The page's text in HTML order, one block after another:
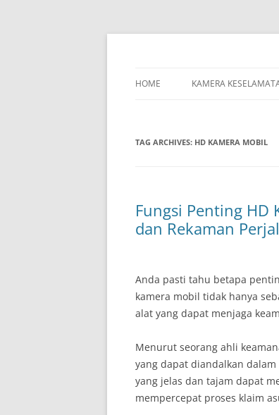
Skip
HOME KAMERA
TAG ARCHIVES: HD KAMERA MOBIL
Fungsi Penting HD
dan Rekaman
Anda pasti tahu betapa
kamera mobil tidak hanya
alat yang dapat menjaga
Menurut seorang ahli
yang dapat diandalkan
yang jelas dan tajam dapat
mempercepat proses klaim